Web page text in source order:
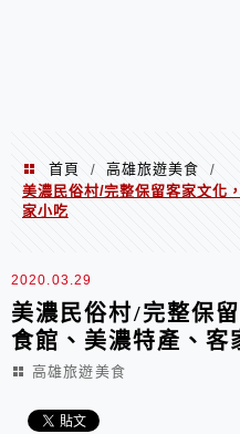
首頁 / 高雄旅遊美食
/
美濃民俗村/完整保留客家文化
家小吃
2020.03.29
美濃民俗村/完整保
食館、美濃特產、客
高雄旅遊美食